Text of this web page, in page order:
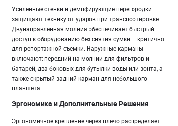
Усиленные стенки и демпфирующие перегородки
защищают технику от ударов при транспортировке.
Двунаправленная молния обеспечивает быстрый
доступ к оборудованию без снятия сумки — критично
для репортажной съемки. Наружные карманы
включают: передний на молнии для фильтров и
батарей, два боковых для бутылки воды или зонта, а
также скрытый задний карман для небольшого
планшета
Эргономика и Дополнительные Решения
Эргономичное крепление через плечо распределяет